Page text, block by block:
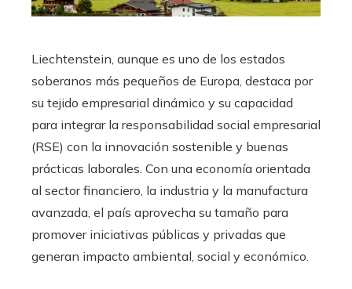
Liechtenstein, aunque es uno de los estados
soberanos más pequeños de Europa, destaca por
su tejido empresarial dinámico y su capacidad
para integrar la responsabilidad social empresarial
(RSE) con la innovación sostenible y buenas
prácticas laborales. Con una economía orientada
al sector financiero, la industria y la manufactura
avanzada, el país aprovecha su tamaño para
promover iniciativas públicas y privadas que
generan impacto ambiental, social y económico.